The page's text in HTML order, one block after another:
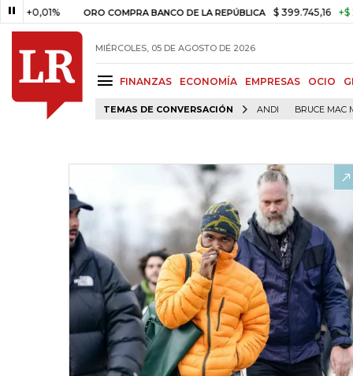
ORO COMPRA BANCO DE LA REPÚBLICA $ 399.745,16 +$ 2.295,71
MIÉRCOLES, 05 DE AGOSTO DE 2026
FINANZAS ECONOMÍA EMPRESAS OCIO
TEMAS DE CONVERSACIÓN ANDI BRUCE MAC